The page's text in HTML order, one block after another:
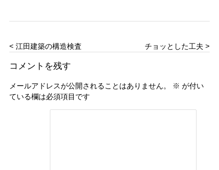
< 江田建築の構造検査 チョッとした工夫 >
コメントを残す
メールアドレスが公開されることはありません。 ※ が付い
ている欄は必須項目です